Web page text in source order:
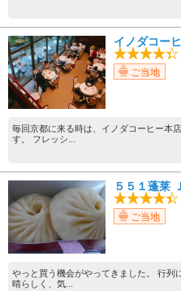
イノダコー
ご当地
毎回京都に来る時は、イノダコーヒー本
す。 フレッシ...
５５１蓬莱
ご当地
やっと買う機会がやってきました。 行列
晴らしく、気...